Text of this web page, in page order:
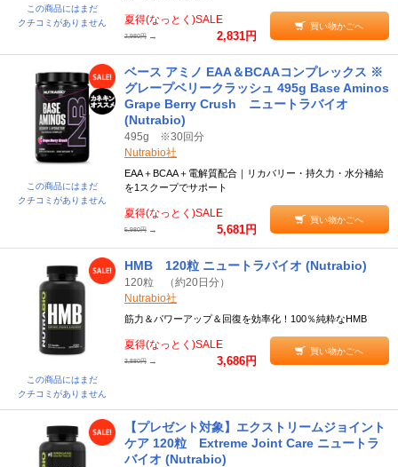
この商品にはまだ
クチコミがありません
夏得(なっとく)SALE
2,980円 → 2,831円
買い物かごへ
この商品にはまだ
クチコミがありません
ベース アミノ EAA＆BCAAコンプレックス ※
グレープベリークラッシュ 495g Base Aminos
Grape Berry Crush ニュートラバイオ
(Nutrabio)
495g ※30回分
Nutrabio社
EAA＋BCAA＋電解質配合｜リカバリー・持久力・水分補給
を1スクープでサポート
夏得(なっとく)SALE
5,980円 → 5,681円
買い物かごへ
この商品にはまだ
クチコミがありません
HMB 120粒 ニュートラバイオ (Nutrabio)
120粒 （約20日分）
Nutrabio社
筋力＆パワーアップ＆回復を効率化！100％純粋なHMB
夏得(なっとく)SALE
3,880円 → 3,686円
買い物かごへ
【プレゼント対象】エクストリームジョイント
ケア 120粒 Extreme Joint Care ニュートラ
バイオ (Nutrabio)